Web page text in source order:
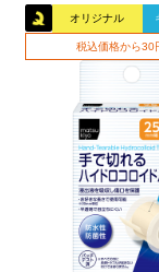
オリジナル
税込価格から30